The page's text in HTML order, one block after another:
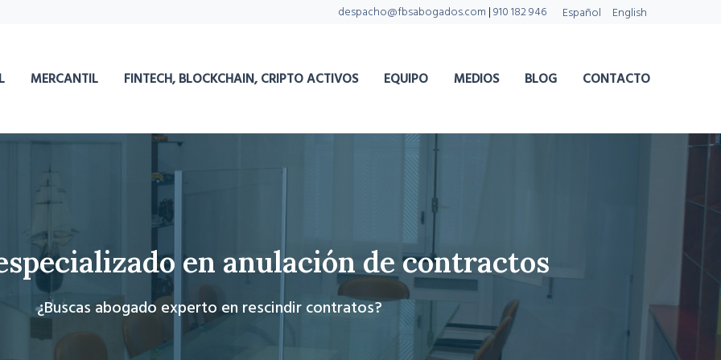
despacho@fbsabogados.com | 910 182 946 Español English
MERCANTIL FINTECH, BLOCKCHAIN, CRIPTO ACTIVOS EQUIPO MEDIOS BLOG CONTACTO
en anulación de contractos
¿Buscas abogado experto en rescindir contratos?